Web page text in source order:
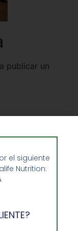
publicar un
el siguiente
Nutrition: